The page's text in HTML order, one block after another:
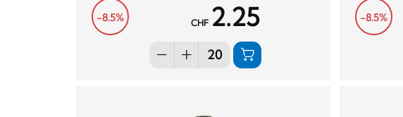
-8.5% CHF 2.25 -8.5%